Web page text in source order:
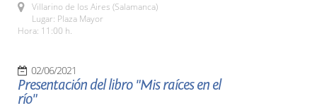
Villarino de los Aires (Salamanca)
Lugar: Plaza Mayor
Hora: 11:00 h.
02/06/2021
Presentación del libro "Mis raíces en el
río"